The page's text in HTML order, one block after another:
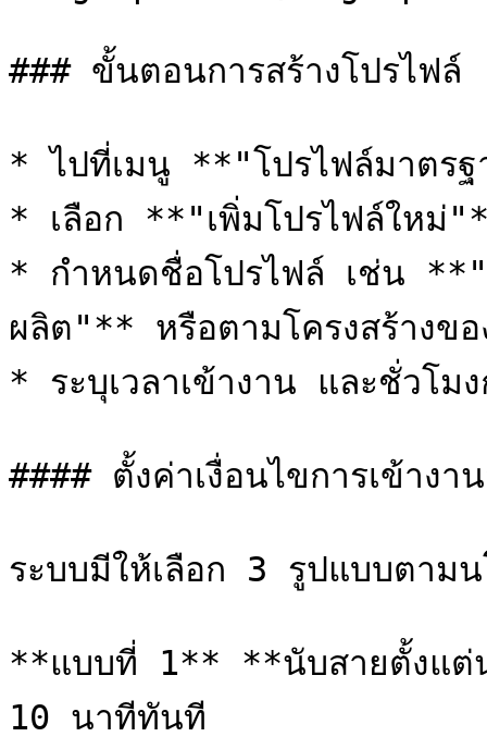
### ขั้นตอนการสร้างโปรไฟล์
* ไปที่เมนู **"โปรไฟล์มาตร
* เลือก **"เพิ่มโปรไฟล์ใหม่
* กำหนดชื่อโปรไฟล์ เช่น
ผลิต"** หรือตามโครงสร้างขอ
* ระบุเวลาเข้างาน และชั่วโม
#### ตั้งค่าเงื่อนไขการเข้างา
ระบบมีให้เลือก 3 รูปแบบตาม
**แบบที่ 1** **นับสายตั้งแ
10 นาทีทันที